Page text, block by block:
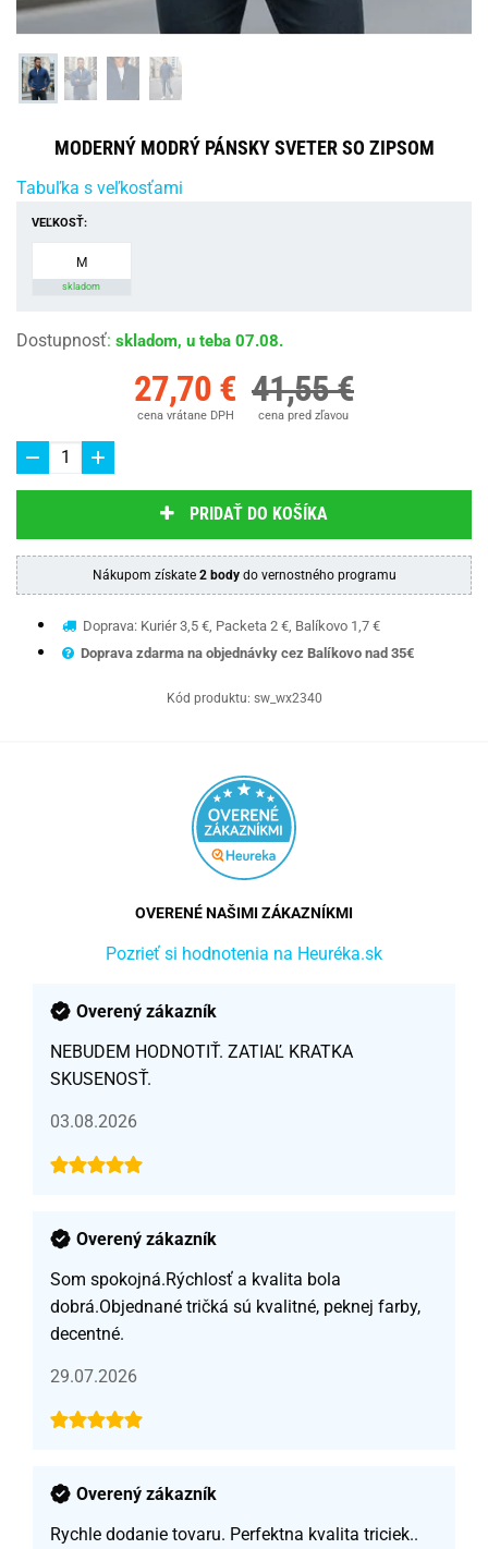
MODERNÝ MODRÝ PÁNSKY SVETER SO ZIPSOM
Tabuľka s veľkosťami
VEĽKOSŤ:
M
skladom
Dostupnosť: skladom, u teba 07.08.
27,70 €
cena vrátane DPH
41,55 €
cena pred zľavou
PRIDAŤ DO KOŠÍKA
Nákupom získate 2 bodydo vernostného programu
Doprava: Kuriér 3,5 €, Packeta 2 €, Balíkovo 1,7 €
Doprava zdarma na objednávky cez Balíkovo nad 35€
Kód produktu: sw_wx2340
OVERENÉ NAŠIMI ZÁKAZNÍKMI
Pozrieť si hodnotenia na Heuréka.sk
Overený zákazník
NEBUDEM HODNOTIŤ. ZATIAĽ KRATKA
SKUSENOSŤ.
03.08.2026
Overený zákazník
Som spokojná.Rýchlosť a kvalita bola
dobrá.Objednané tričká sú kvalitné, peknej farby,
decentné.
29.07.2026
Overený zákazník
Rychle dodanie tovaru. Perfektna kvalita triciek..